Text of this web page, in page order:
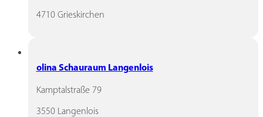
4710 Grieskirchen
olina Schauraum Langenlois
Kamptalstraße 79
3550 Langenlois